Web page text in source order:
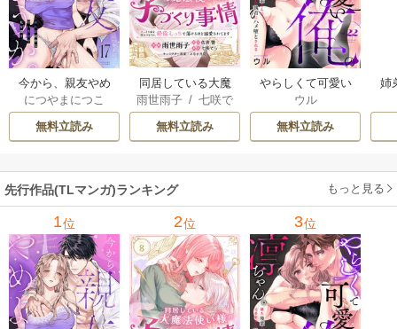
今から、親友やめ
ようか。～腐れ縁
同僚は甘い快楽で
私を壊す～
につやまにつこ
無料立読み
同居している大魔
法使い様の子づく
り事情 こっそり家
を出るつもりが、
るほど溺愛されて
ます
雨世雨子 /七咲で
/ 佐倉響 /
が月見
無料立読み
やらしくて可愛い
俺の凛ちゃん。～
隣人後輩くんのイ
キすぎた執着にハ
ウル
無料立読み
姉
先行作品(TLマンガ)ランキング もっと見る
1位 2位 3位